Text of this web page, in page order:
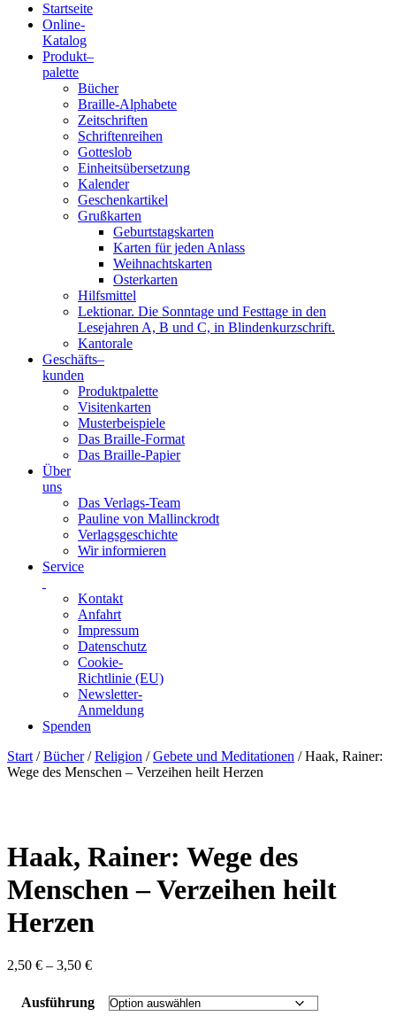
Blindenschrift-
Verlag
Druckerei
gGmbH
Startseite
Online-
Katalog
Produkt–
palette
Bücher
Braille-Alphabete
Zeitschriften
Schriftenreihen
Gotteslob
Einheitsübersetzung
Kalender
Geschenkartikel
Grußkarten
Geburtstagskarten
Karten für jeden Anlass
Weihnachtskarten
Osterkarten
Hilfsmittel
Lektionar. Die Sonntage und Festtage in den
Lesejahren A, B und C, in Blindenkurzschrift.
Kantorale
Geschäfts­–
kunden
Produktpalette
Visitenkarten
Musterbeispiele
Das Braille-Format
Das Braille-Papier
Über
uns
Das Verlags-Team
Pauline von Mallinckrodt
Verlagsgeschichte
Wir informieren
Service
Kontakt
Anfahrt
Impressum
Datenschutz
Cookie-
Richtlinie (EU)
Newsletter-
Anmeldung
Spenden
Skip
to
Start /Bücher/Religion /Gebete und Meditationen / Haak, Rainer:
Wege des Menschen – Verzeihen heilt Herzen
Haak, Rainer: Wege des
Menschen – Verzeihen heilt
Herzen
2,50 € – 3,50 €Preisspanne:
bis
3,50 €
Ausführung